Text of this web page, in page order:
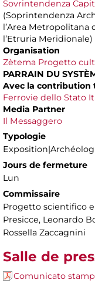
Sovrintendenza
(Soprintendenza
l’Area Metropolitana
l’Etruria Meridionale)
Organisation
Zètema Progetto
PARRAIN DU
Avec la contribution
Ferrovie dello Stato
Media Partner
Il Messaggero
Typologie
Jours de fermeture
Lun
Commissaire
Progetto scientifico e
Presicce, Leonardo
Rossella Zaccagnini
Salle de
Comunicato